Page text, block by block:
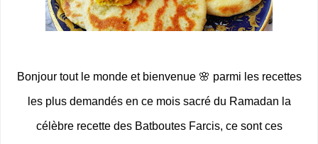
Bonjour tout le monde et bienvenue 🌸 parmi les recettes
les plus demandés en ce mois sacré du Ramadan la
célèbre recette des Batboutes Farcis, ce sont ces